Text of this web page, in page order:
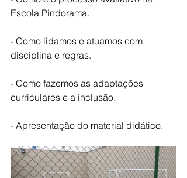
Escola Pindorama.
- Como lidamos e atuamos com
disciplina e regras.
- Como fazemos as adaptações
curriculares e a inclusão.
- Apresentação do material didático.